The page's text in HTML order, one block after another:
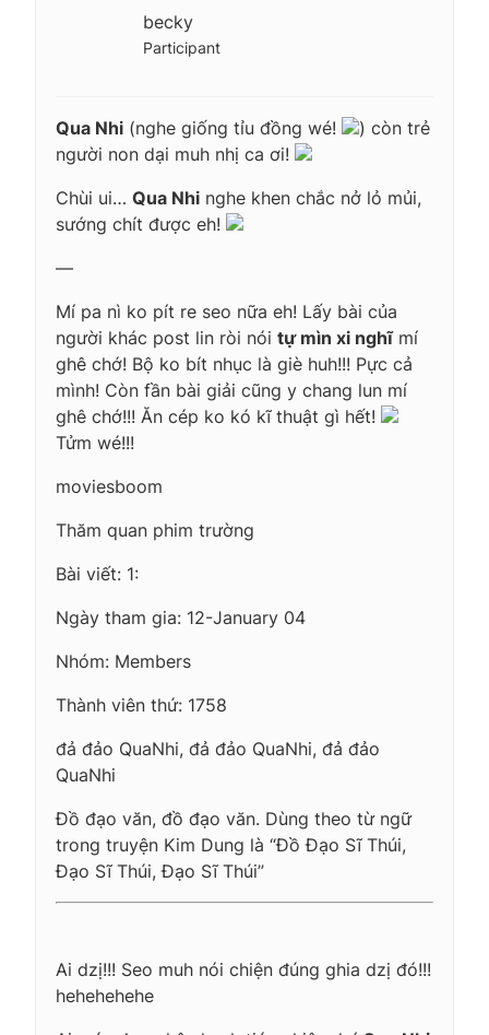
becky
Participant
Qua Nhi (nghe giống tỉu đồng wé!
) còn trẻ
người non dại muh nhị ca ơi!
Chùi ui… Qua Nhi nghe khen chắc nở lỏ mủi,
sướng chít được eh!
—
Mí pa nì ko pít re seo nữa eh! Lấy bài của
người khác post lin ròi nói tự mìn xi nghĩmí
ghê chớ! Bộ ko bít nhục là giè huh!!! Pực cả
mình! Còn fần bài giải cũng y chang lun mí
ghê chớ!!! Ăn cép ko kó kĩ thuật gì hết!
Tửm wé!!!
moviesboom
Thăm quan phim trường
Bài viết: 1:
Ngày tham gia: 12-January 04
Nhóm: Members
Thành viên thứ: 1758
đả đảo QuaNhi, đả đảo QuaNhi, đả đảo
QuaNhi
Đồ đạo văn, đồ đạo văn. Dùng theo từ ngữ
trong truyện Kim Dung là “Đồ Đạo Sĩ Thúi,
Đạo Sĩ Thúi, Đạo Sĩ Thúi”
Ai dzị!!! Seo muh nói chiện đúng ghia dzị đó!!!
hehehehehe